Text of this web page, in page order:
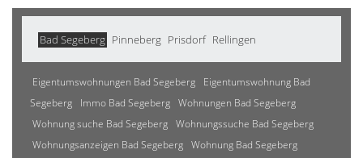
Bad Segeberg Pinneberg Prisdorf Rellingen
Eigentumswohnungen Bad Segeberg
Eigentumswohnung Bad
Segeberg
Immo Bad Segeberg Wohnungen Bad Segeberg
Wohnung suche Bad Segeberg Wohnungssuche Bad Segeberg
Wohnungsanzeigen Bad Segeberg Wohnung Bad Segeberg